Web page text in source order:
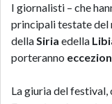
I giornalisti – che
principali testate del
dellaSiria edella
porteranno
La giuria del